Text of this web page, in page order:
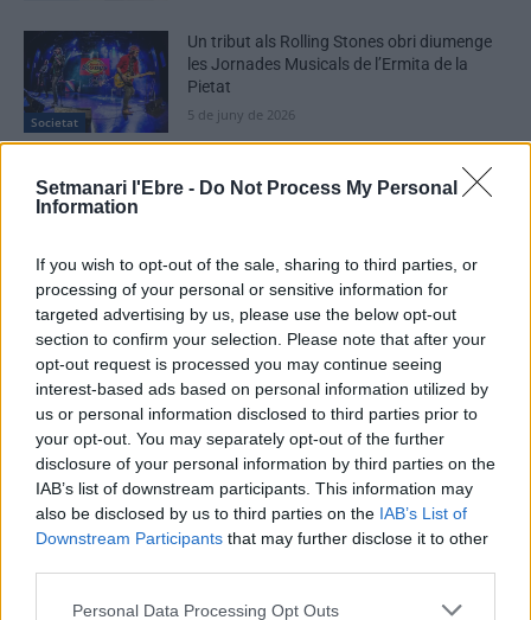
Setmanari l'Ebre - Do Not Process My Personal
Information
If you wish to opt-out of the sale, sharing to third parties, or
processing of your personal or sensitive information for
targeted advertising by us, please use the below opt-out
section to confirm your selection. Please note that after your
opt-out request is processed you may continue seeing
interest-based ads based on personal information utilized by
us or personal information disclosed to third parties prior to
your opt-out. You may separately opt-out of the further
disclosure of your personal information by third parties on the
IAB’s list of downstream participants. This information may
also be disclosed by us to third parties on the IAB’s List of
Downstream Participants that may further disclose it to other
Personal Data Processing Opt Outs
Societat
Un tribut als Rolling Stones obri diumenge
les Jornades Musicals de l’Ermita de la
Pietat
5 de juny de 2026
Aresté, convidats al festival Riu de Veus del
DEIXA UNA RESPOSTA